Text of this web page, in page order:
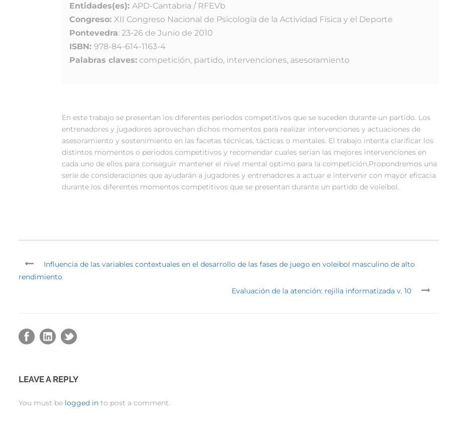
Entidades(es): APD-Cantabria / RFEVb
Congreso: XII Congreso Nacional de Psicología de la Actividad Física y el Deporte
Pontevedra: 23-26 de Junio de 2010
ISBN: 978-84-614-1163-4
Palabras claves: competición, partido, intervenciones, asesoramiento
En este trabajo se presentan los diferentes periodos competitivos que se suceden durante un partido. Los
entrenadores y jugadores aprovechan dichos momentos para realizar intervenciones y actuaciones de
asesoramiento y sostenimiento en las facetas técnicas, tácticas o mentales. El trabajo intenta clarificar los
distintos momentos o periodos competitivos y recomendar cuales serian las mejores intervenciones en
cada uno de ellos para conseguir mantener el nivel mental optimo para la competición.Propondremos una
serie de consideraciones que ayudarán a jugadores y entrenadores a actuar e intervenir con mayor eficacia
durante los diferentes momentos competitivos que se presentan durante un partido de voleibol.
Influencia de las variables contextuales en el desarrollo de las fases de juego en voleibol masculino de alto
rendimiento
Evaluación de la atención: rejilla informatizada v. 10
LEAVE A REPLY
You must be logged in to post a comment.